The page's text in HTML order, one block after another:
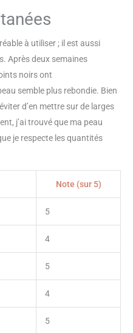
à utiliser ; il est aussi
Après deux semaines
noirs ont
semble plus rebondie. Bien
d’en mettre sur de larges
j’ai trouvé que ma peau
je respecte les quantités
Note (sur 5)
5
4
5
4
5